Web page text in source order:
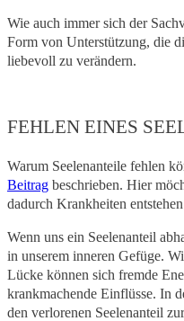
Wie auch immer sich der
Form von Unterstützung, die
liebevoll zu verändern.
FEHLEN EINES
Warum Seelenanteile fehlen
Beitrag beschrieben. Hier
dadurch Krankheiten
Wenn uns ein Seelenanteil
in unserem inneren Gefüge.
Lücke können sich fremde
krankmachende Einflüsse. In
den verlorenen Seelenanteil